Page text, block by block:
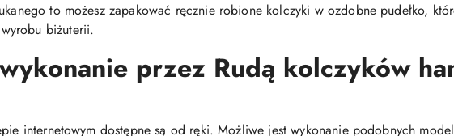
to możesz zapakować ręcznie robione kolczyki w ozdobne pudełko,
biżuterii.
przez Rudą kolczyków
internetowym dostępne są od ręki. Możliwe jest wykonanie podobnych